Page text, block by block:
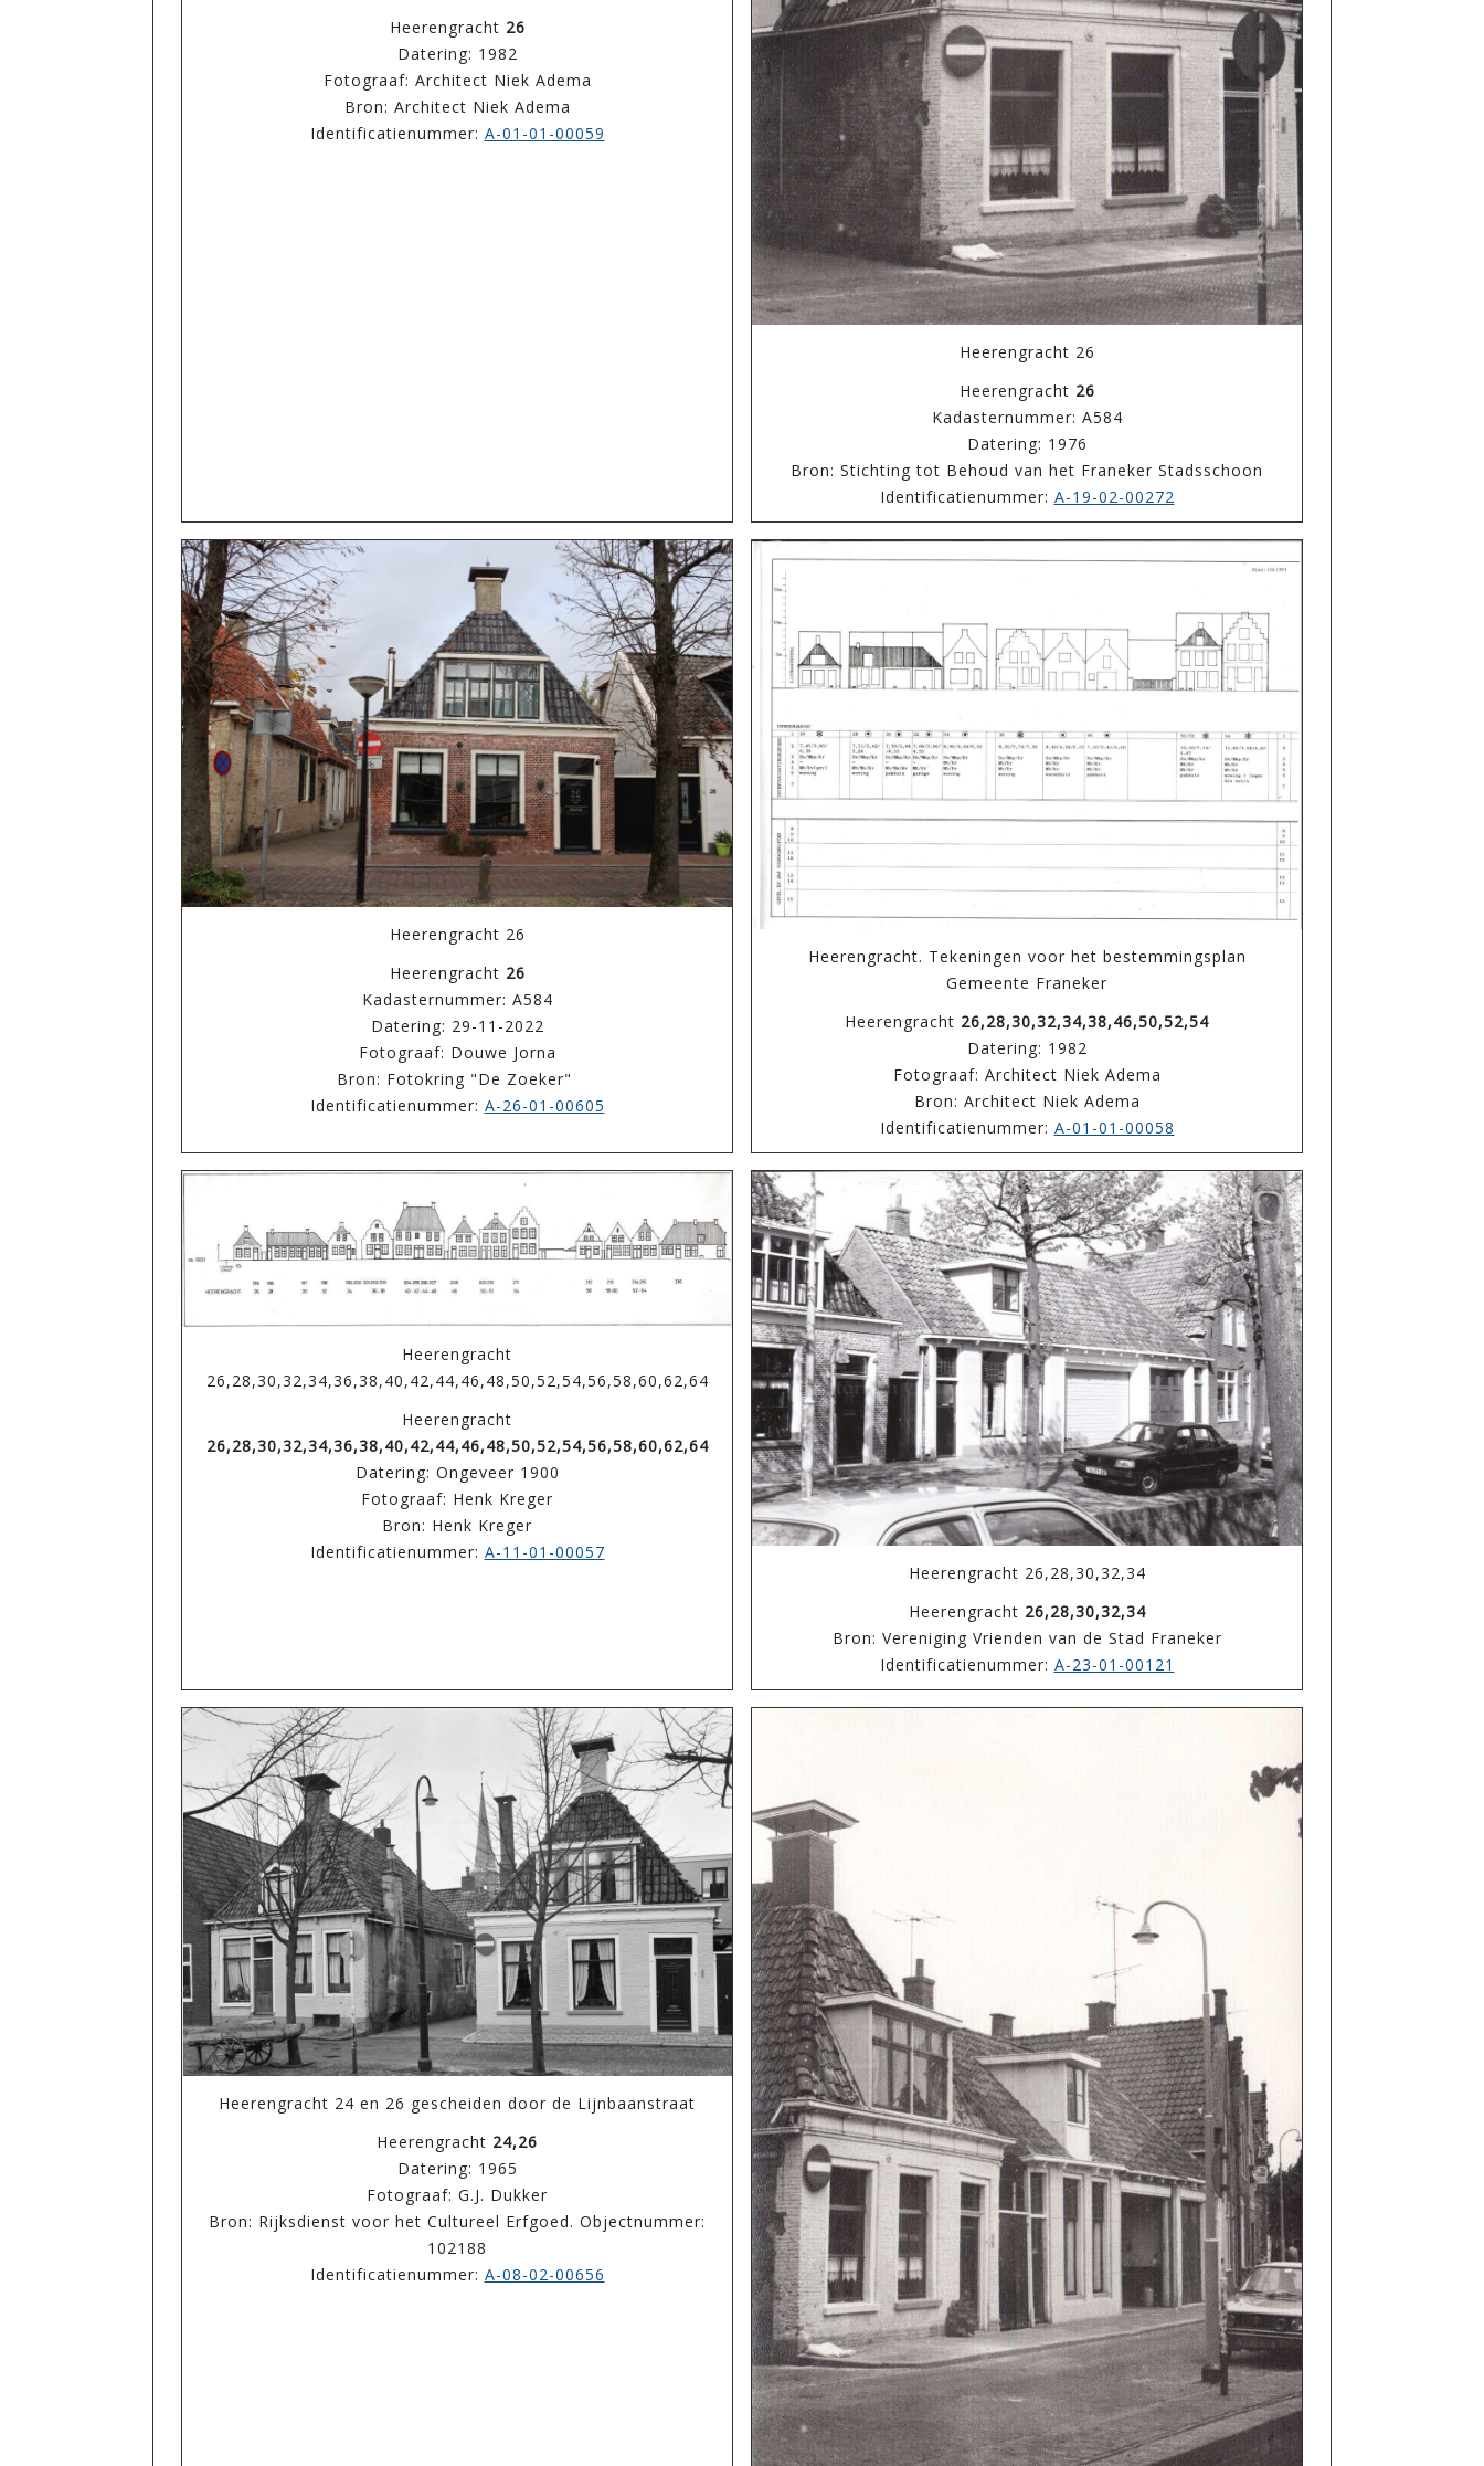
Heerengracht 26
Datering: 1982
Fotograaf: Architect Niek Adema
Bron: Architect Niek Adema
Identificatienummer: A-01-01-00059
Heerengracht 26
Heerengracht 26
Kadasternummer: A584
Datering: 1976
Bron: Stichting tot Behoud van het Franeker Stadsschoon
Identificatienummer: A-19-02-00272
Heerengracht 26
Heerengracht 26
Kadasternummer: A584
Datering: 29-11-2022
Fotograaf: Douwe Jorna
Bron: Fotokring "De Zoeker"
Identificatienummer: A-26-01-00605
Heerengracht. Tekeningen voor het bestemmingsplan
Gemeente Franeker
Heerengracht 26,28,30,32,34,38,46,50,52,54
Datering: 1982
Fotograaf: Architect Niek Adema
Bron: Architect Niek Adema
Identificatienummer: A-01-01-00058
Heerengracht
26,28,30,32,34,36,38,40,42,44,46,48,50,52,54,56,58,60,62,64
Heerengracht
26,28,30,32,34,36,38,40,42,44,46,48,50,52,54,56,58,60,62,64
Datering: Ongeveer 1900
Fotograaf: Henk Kreger
Bron: Henk Kreger
Identificatienummer: A-11-01-00057
Heerengracht 26,28,30,32,34
Heerengracht 26,28,30,32,34
Bron: Vereniging Vrienden van de Stad Franeker
Identificatienummer: A-23-01-00121
Heerengracht 24 en 26 gescheiden door de Lijnbaanstraat
Heerengracht 24,26
Datering: 1965
Fotograaf: G.J. Dukker
Bron: Rijksdienst voor het Cultureel Erfgoed. Objectnummer:
102188
Identificatienummer: A-08-02-00656